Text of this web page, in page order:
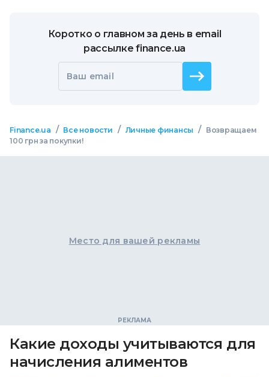
Коротко о главном за день в email
рассылке finance.ua
Ваш email
Finance.ua / Все новости / Личные финансы /
Возвращаем
100 грн за покупки!
Место для вашей рекламы
Какие доходы учитываются для
начисления алиментов